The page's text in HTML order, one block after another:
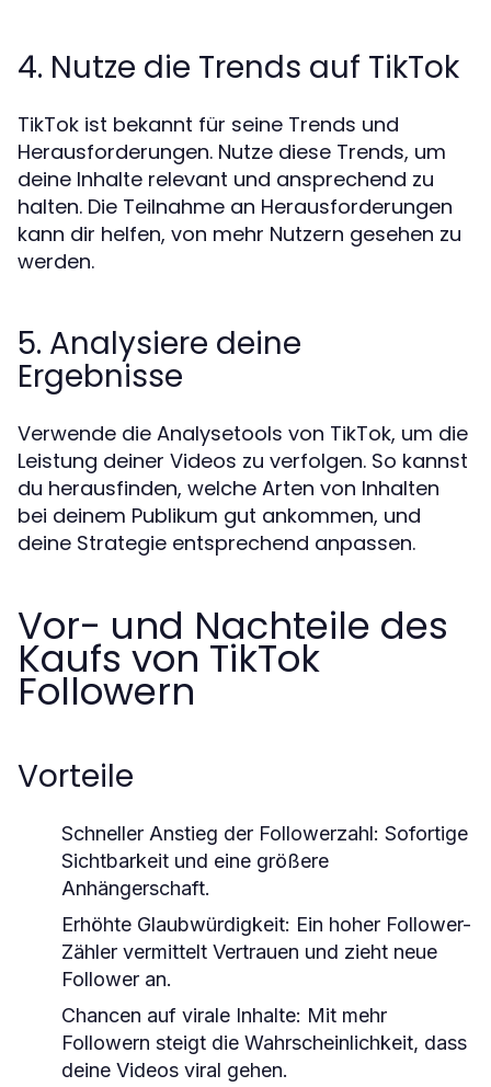
4. Nutze die Trends auf TikTok
TikTok ist bekannt für seine Trends und
Herausforderungen. Nutze diese Trends, um
deine Inhalte relevant und ansprechend zu
halten. Die Teilnahme an Herausforderungen
kann dir helfen, von mehr Nutzern gesehen zu
werden.
5. Analysiere deine
Ergebnisse
Verwende die Analysetools von TikTok, um die
Leistung deiner Videos zu verfolgen. So kannst
du herausfinden, welche Arten von Inhalten
bei deinem Publikum gut ankommen, und
deine Strategie entsprechend anpassen.
Vor- und Nachteile des
Kaufs von TikTok
Followern
Vorteile
Schneller Anstieg der Followerzahl: Sofortige
Sichtbarkeit und eine größere
Anhängerschaft.
Erhöhte Glaubwürdigkeit: Ein hoher Follower-
Zähler vermittelt Vertrauen und zieht neue
Follower an.
Chancen auf virale Inhalte: Mit mehr
Followern steigt die Wahrscheinlichkeit, dass
deine Videos viral gehen.